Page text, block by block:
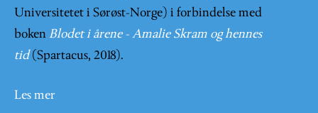
Universitetet i Sørøst-Norge) i forbindelse med
boken Blodet i årene - Amalie Skram og hennes
tid (Spartacus, 2018).
Les mer